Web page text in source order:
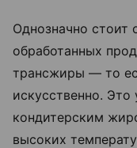
Однозначно стоит
обработанных
трансжиры — то
искусственно.
кондитерским
высоких